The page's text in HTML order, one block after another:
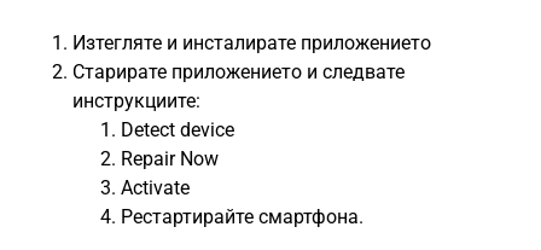
Изтегляте и инсталирате приложението
Старирате приложението и следвате
инструкциите:
Detect device
Repair Now
Activate
Рестартирайте смартфона.